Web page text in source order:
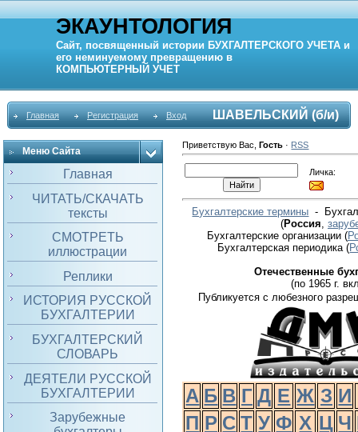
ЭКАУНТОЛОГИЯ
Сайт, посвященный истории БУХГАЛТЕРСКОГО УЧЕТА и
его неминуемому превращению в
КОМПЬЮТЕРНЫЙ УЧЕТ
Главная Регистрация Вход ШАВЕЛЬСКИЙ (б/и)
Меню Сайта
Главная
ЧИТАТЬ/СКАЧАТЬ
тексты
СМОТРЕТЬ
иллюстрации
Реплики
ИСТОРИЯ РУССКОЙ
БУХГАЛТЕРИИ
БУХГАЛТЕРСКИЙ
СЛОВАРЬ
ДЕЯТЕЛИ РУССКОЙ
БУХГАЛТЕРИИ
Зарубежные
Приветствую Вас ,Гость · RSS
Личка:
Бухгалтерские термины -
(Россия
Бухгалтерские организации (
Бухгалтерская периодика(
Отечественные
(по 1965 г.
Публикуется с любезного
А Б В Г Д Е Ж З И
П Р С Т У Ф Х Ц Ч